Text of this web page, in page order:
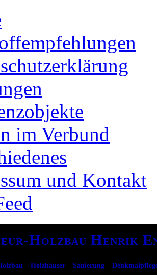
im Verbund
und Kontakt
Holzbau Henrik
– Holzhäuser – Sanierung –